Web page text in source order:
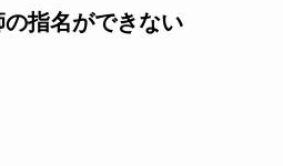
指名ができない